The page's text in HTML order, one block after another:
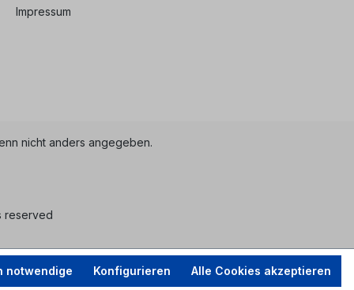
Impressum
nicht anders angegeben.
reserved
notwendige Konfigurieren Alle Cookies akzeptieren